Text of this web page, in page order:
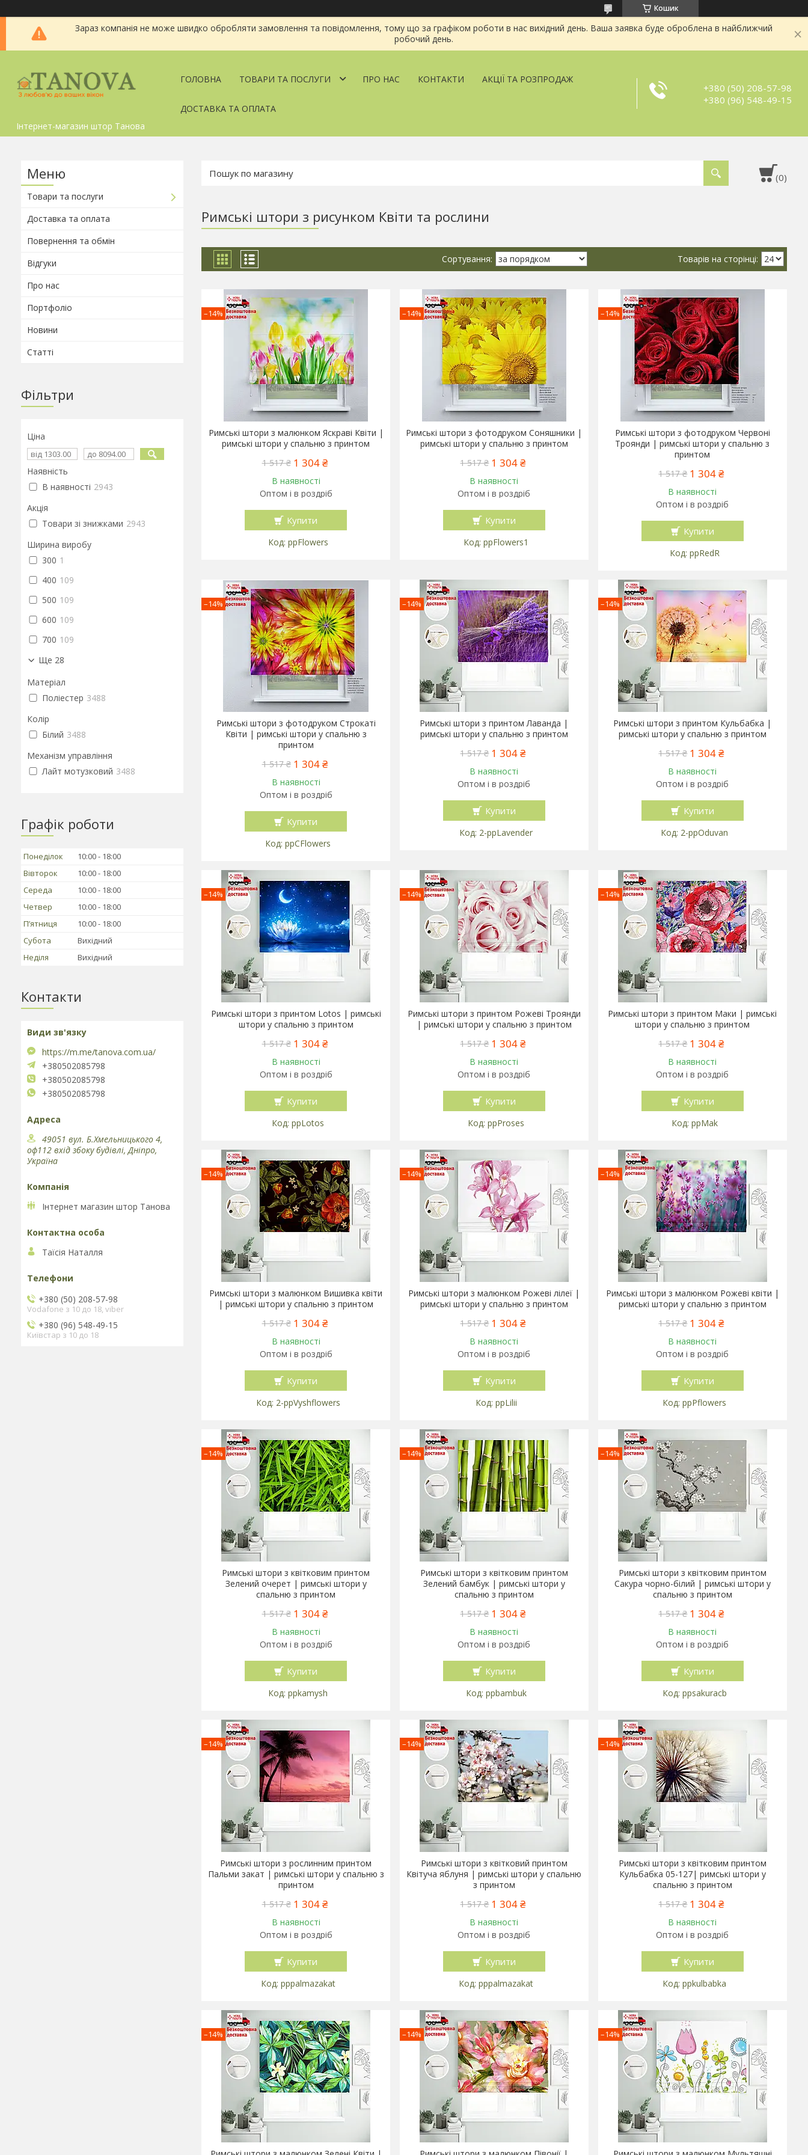
Кошик
Зараз компанія не може швидко обробляти замовлення та повідомлення, тому що за графіком роботи в нас вихідний день. Ваша заявка буде оброблена в найближчий
робочий день.
Інтернет-магазин штор Танова
ГОЛОВНА ТОВАРИ ТА ПОСЛУГИ ПРО НАС КОНТАКТИ АКЦІЇ ТА РОЗПРОДАЖ
ДОСТАВКА ТА ОПЛАТА
+380 (50) 208-57-98
+380 (96) 548-49-15
Римські штори з рисунком Квіти та рослини
–14%
Римські штори з малюнком Яскраві Квіти |
римські штори у спальню з принтом
1 517 ₴ 1 304 ₴
В наявності
Оптом і в роздріб
Купити
ppFlowers
–14%
Римські штори з фотодруком Соняшники |
римські штори у спальню з принтом
1 517 ₴ 1 304 ₴
В наявності
Оптом і в роздріб
Купити
ppFlowers1
–14%
Римські штори з фотодруком Червоні
Троянди | римські штори у спальню з
принтом
1 517 ₴ 1 304 ₴
В наявності
Оптом і в роздріб
Купити
ppRedR
–14%
Римські штори з фотодруком Строкаті
Квіти | римські штори у спальню з
принтом
1 517 ₴ 1 304 ₴
В наявності
Оптом і в роздріб
Купити
ppCFlowers
–14%
Римські штори з принтом Лаванда |
римські штори у спальню з принтом
1 517 ₴ 1 304 ₴
В наявності
Оптом і в роздріб
Купити
2-ppLavender
–14%
Римські штори з принтом Кульбабка |
римські штори у спальню з принтом
1 517 ₴ 1 304 ₴
В наявності
Оптом і в роздріб
Купити
2-ppOduvan
–14%
Римські штори з принтом Lotos | римські
штори у спальню з принтом
1 517 ₴ 1 304 ₴
В наявності
Оптом і в роздріб
Купити
ppLotos
–14%
Римські штори з принтом Рожеві Троянди
| римські штори у спальню з принтом
1 517 ₴ 1 304 ₴
В наявності
Оптом і в роздріб
Купити
ppProses
–14%
Римські штори з принтом Маки | римські
штори у спальню з принтом
1 517 ₴ 1 304 ₴
В наявності
Оптом і в роздріб
Купити
ppMak
–14%
Римські штори з малюнком Вишивка квіти
| римські штори у спальню з принтом
1 517 ₴ 1 304 ₴
В наявності
Оптом і в роздріб
Купити
2-ppVyshflowers
–14%
Римські штори з малюнком Рожеві лілеї |
римські штори у спальню з принтом
1 517 ₴ 1 304 ₴
В наявності
Оптом і в роздріб
Купити
ppLilii
–14%
Римські штори з малюнком Рожеві квіти |
римські штори у спальню з принтом
1 517 ₴ 1 304 ₴
В наявності
Оптом і в роздріб
Купити
ppPflowers
–14%
Римські штори з квітковим принтом
Зелений очерет | римські штори у
спальню з принтом
1 517 ₴ 1 304 ₴
В наявності
Оптом і в роздріб
Купити
ppkamysh
–14%
Римські штори з квітковим принтом
Зелений бамбук | римські штори у
спальню з принтом
1 517 ₴ 1 304 ₴
В наявності
Оптом і в роздріб
Купити
ppbambuk
–14%
Римські штори з квітковим принтом
Сакура чорно-білий | римські штори у
спальню з принтом
1 517 ₴ 1 304 ₴
В наявності
Оптом і в роздріб
Купити
ppsakuracb
–14%
Римські штори з рослинним принтом
Пальми закат | римські штори у спальню з
принтом
1 517 ₴ 1 304 ₴
В наявності
Оптом і в роздріб
Купити
pppalmazakat
–14%
Римські штори з квітковий принтом
Квітуча яблуня | римські штори у спальню
з принтом
1 517 ₴ 1 304 ₴
В наявності
Оптом і в роздріб
Купити
pppalmazakat
–14%
Римські штори з квітковим принтом
Кульбабка 05-127| римські штори у
спальню з принтом
1 517 ₴ 1 304 ₴
В наявності
Оптом і в роздріб
Купити
ppkulbabka
–14% –14% –14%
Товари та послуги
Доставка та оплата
Повернення та обмін
Відгуки
Про нас
Портфоліо
Новини
Статті
Фільтри
Ціна
Наявність
В наявності 2943
Акція
Товари зі знижками 2943
Ширина виробу
300 1
400 109
500 109
600 109
700 109
Ще 28
Матеріал
Поліестер 3488
Колір
Білий 3488
Механізм управління
Лайт мотузковий 3488
Графік роботи
Понеділок 10:00
18:00
Вівторок
10:00
18:00
Середа
10:00
18:00
Четвер
10:00
18:00
Пʼятниця
10:00
18:00
Субота
Вихідний
Неділя
Вихідний
Контакти
https://m.me/tanova.com.ua/
+380502085798
+380502085798
+380502085798
49051 вул. Б.Хмельницького 4,
оф112 вхід збоку будівлі, Дніпро,
Україна
Інтернет магазин штор Танова
Таїсія Наталля
+380 (50) 208-57-98
Vodafone з 10 до 18, viber
+380 (96) 548-49-15
Київстар з 10 до 18